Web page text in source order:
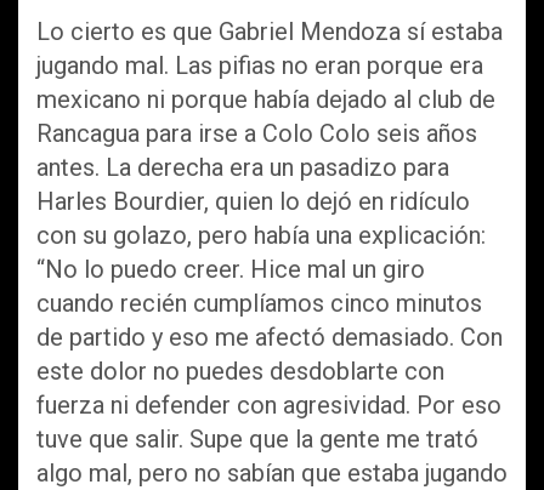
Lo cierto es que Gabriel Mendoza sí estaba
jugando mal. Las pifias no eran porque era
mexicano ni porque había dejado al club de
Rancagua para irse a Colo Colo seis años
antes. La derecha era un pasadizo para
Harles Bourdier, quien lo dejó en ridículo
con su golazo, pero había una explicación:
“No lo puedo creer. Hice mal un giro
cuando recién cumplíamos cinco minutos
de partido y eso me afectó demasiado. Con
este dolor no puedes desdoblarte con
fuerza ni defender con agresividad. Por eso
tuve que salir. Supe que la gente me trató
algo mal, pero no sabían que estaba jugando